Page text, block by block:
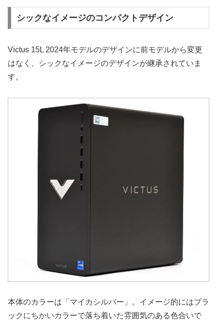
シックなイメージのコンパクトデザイン
Victus 15L 2024年モデルのデザインに前モデルから変更
はなく、シックなイメージのデザインが継承されていま
す。
本体のカラーは「マイカシルバー」。イメージ的にはブラ
ックにちかいカラーで落ち着いた雰囲気のある色合いで